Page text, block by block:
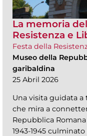
La memoria
Resistenza e
Festa della
Museo della
garibaldina
25 Abril 2026
Una visita guidata
che mira a
Repubblica
1943-1945